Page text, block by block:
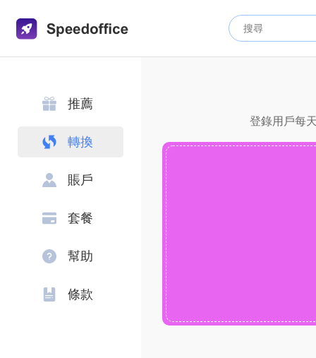
推薦
轉換
賬戶
套餐
幫助
條款
登錄用戶每